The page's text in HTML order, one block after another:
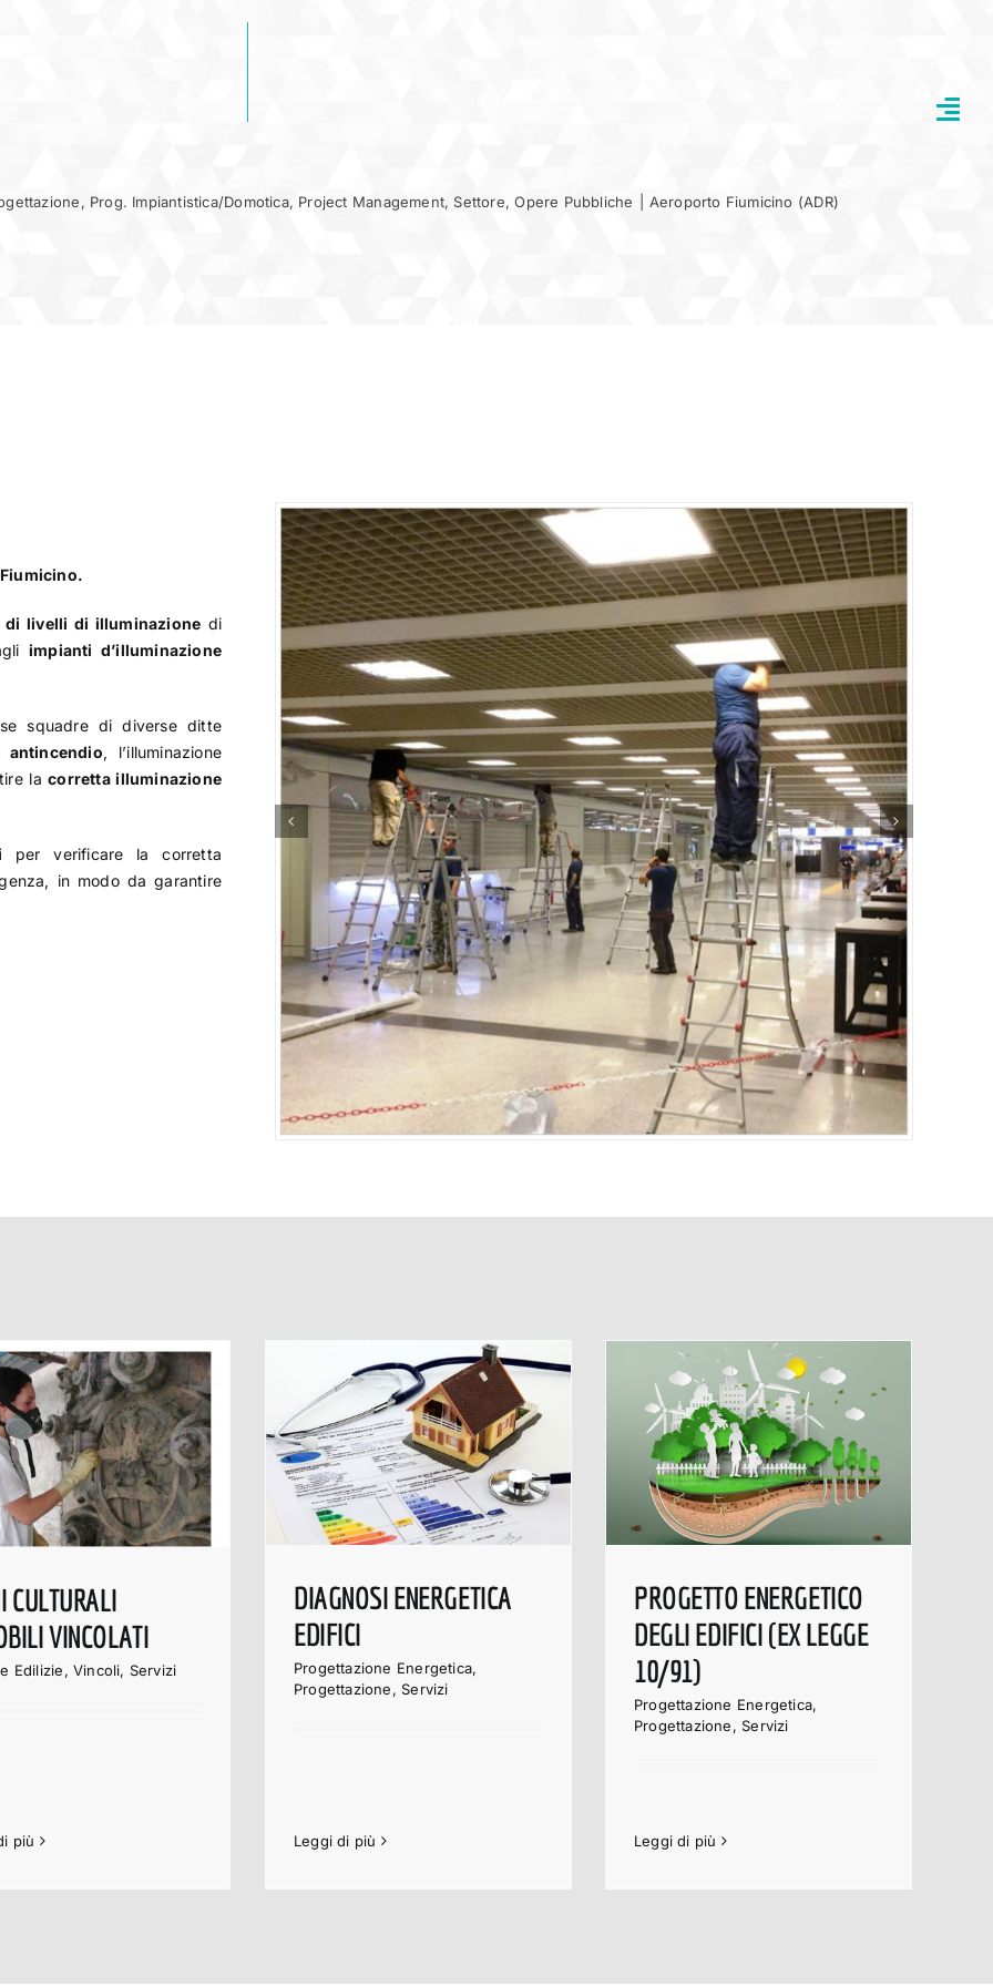
, Prog. Impiantistica/Domotica, Project Management, Settore,Opere Pubbliche Aeroporto Fiumicino (ADR)
di livelli di illuminazione di
impianti d’illuminazione
squadre di diverse ditte
antincendio, l’illuminazione
lacorretta illuminazione
per verificare la corretta
in modo da garantire
CULTURALI
VINCOLATI
Edilizie, Vincoli, Servizi
più
DIAGNOSI ENERGETICA
EDIFICI
DIAGNOSI ENERGETICA
EDIFICI
Progettazione Energetica,
Progettazione,Servizi
Leggi di più
PROGETTO ENERGETICO
DEGLI EDIFICI (EX LEGGE
10/91)
PROGETTO ENERGETICO
DEGLI EDIFICI (EX LEGGE
10/91)
Progettazione Energetica,
Progettazione,Servizi
Leggi di più